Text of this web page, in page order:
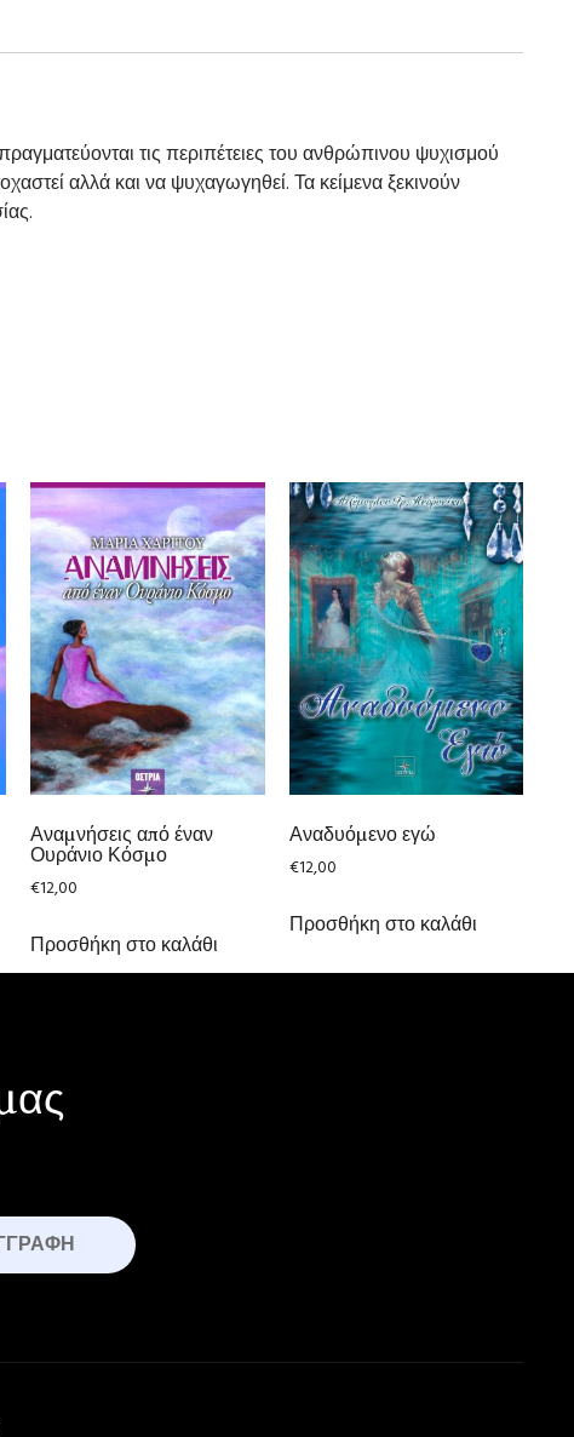
τις περιπέτειες του ανθρώπινου ψυχισμού
αλλά και να ψυχαγωγηθεί. Τα κείμενα ξεκινούν
Αναμνήσεις από έναν
Ουράνιο Κόσμο
€12,00
Προσθήκη στο καλάθι
Αναδυόμενο εγώ
€12,00
Προσθήκη στο καλάθι